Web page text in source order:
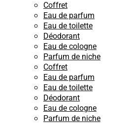
Coffret
Eau de parfum
Eau de toilette
Déodorant
Eau de cologne
Parfum de niche
Coffret
Eau de parfum
Eau de toilette
Déodorant
Eau de cologne
Parfum de niche